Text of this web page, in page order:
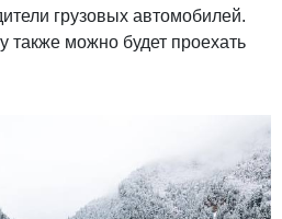
грузовых автомобилей.
также можно будет проехать